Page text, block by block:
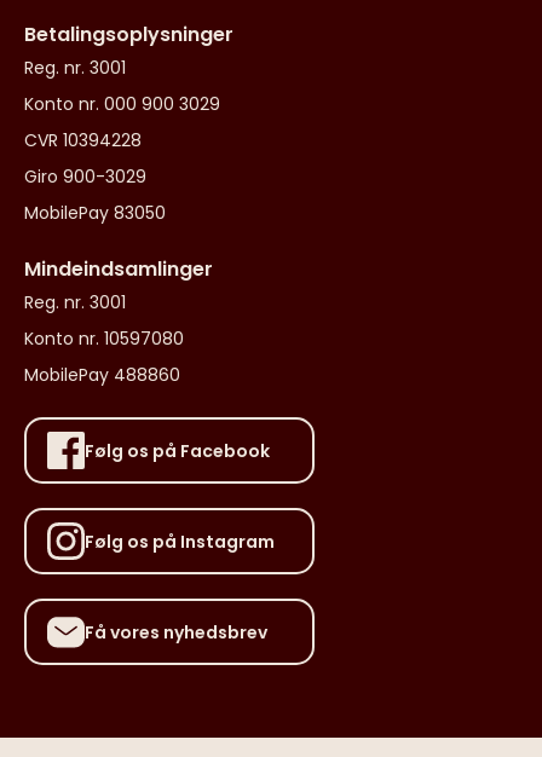
Betalingsoplysninger
Reg. nr. 3001
Konto nr. 000 900 3029
CVR 10394228
Giro 900-3029
MobilePay 83050
Mindeindsamlinger
Reg. nr. 3001
Konto nr. 10597080
MobilePay 488860
Følg os på Facebook
Følg os på Instagram
Få vores nyhedsbrev